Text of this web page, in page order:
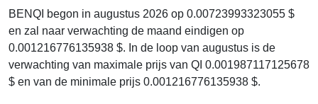
BENQI begon in augustus 2026 op 0.00723993323055 $
en zal naar verwachting de maand eindigen op
0.001216776135938 $. In de loop van augustus is de
verwachting van maximale prijs van QI 0.001987117125678
$ en van de minimale prijs 0.001216776135938 $.